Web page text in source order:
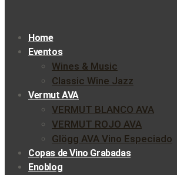
Home
Eventos
Wines & Music
Classic Wine Jazz
Vermut AVA
VERMUT BLANCO AVA
VERMUT ROJO AVA
Glögg AVA Vino Especiado
Copas de Vino Grabadas
Enoblog